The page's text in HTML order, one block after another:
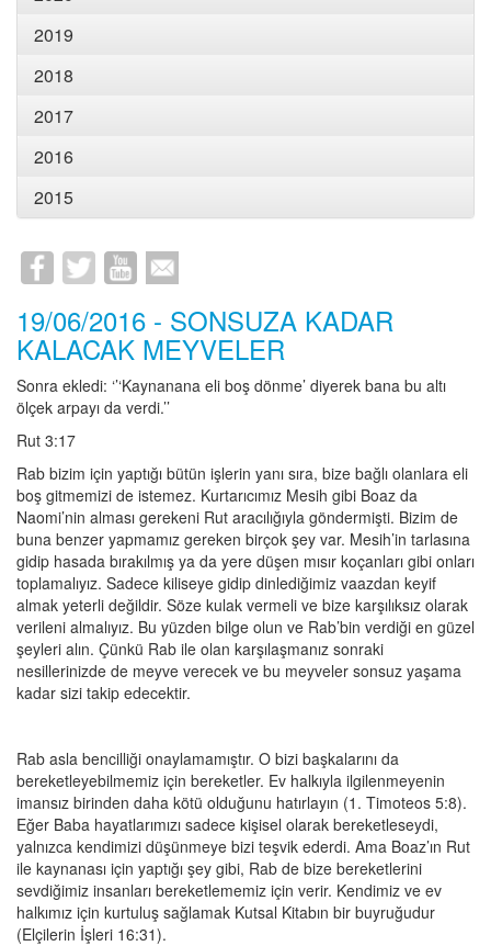
2019
2018
2017
2016
2015
19/06/2016 - SONSUZA KADAR
KALACAK MEYVELER
Sonra ekledi: ‘’‘Kaynanana eli boş dönme’ diyerek bana bu altı
ölçek arpayı da verdi.’’
Rut 3:17
Rab bizim için yaptığı bütün işlerin yanı sıra, bize bağlı olanlara eli
boş gitmemizi de istemez. Kurtarıcımız Mesih gibi Boaz da
Naomi’nin alması gerekeni Rut aracılığıyla göndermişti. Bizim de
buna benzer yapmamız gereken birçok şey var. Mesih’in tarlasına
gidip hasada bırakılmış ya da yere düşen mısır koçanları gibi onları
toplamalıyız. Sadece kiliseye gidip dinlediğimiz vaazdan keyif
almak yeterli değildir. Söze kulak vermeli ve bize karşılıksız olarak
verileni almalıyız. Bu yüzden bilge olun ve Rab’bin verdiği en güzel
şeyleri alın. Çünkü Rab ile olan karşılaşmanız sonraki
nesillerinizde de meyve verecek ve bu meyveler sonsuz yaşama
kadar sizi takip edecektir.
Rab asla bencilliği onaylamamıştır. O bizi başkalarını da
bereketleyebilmemiz için bereketler. Ev halkıyla ilgilenmeyenin
imansız birinden daha kötü olduğunu hatırlayın (1. Timoteos 5:8).
Eğer Baba hayatlarımızı sadece kişisel olarak bereketleseydi,
yalnızca kendimizi düşünmeye bizi teşvik ederdi. Ama Boaz’ın Rut
ile kaynanası için yaptığı şey gibi, Rab de bize bereketlerini
sevdiğimiz insanları bereketlememiz için verir. Kendimiz ve ev
halkımız için kurtuluş sağlamak Kutsal Kitabın bir buyruğudur
(Elçilerin İşleri 16:31).